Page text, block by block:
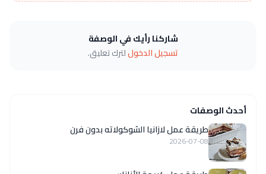
شاركنا رأيك في الوصفة
تسجيل الدخوللترك تعليق.
أحدث الوصفات
طريقة عمل لازانيا الشوكولاته بدون فرن
2026-07-08